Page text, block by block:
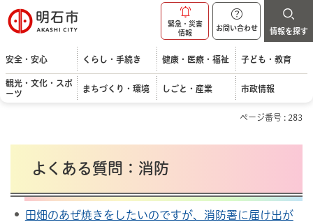
明石市
緊急・災害
情報
お問い合わせ 情報を探す
安全・安心 くらし・手続き 健康・医療・福祉 子ども・教育
観光・文化・スポ
ーツ
まちづくり・環境 しごと・産業 市政情報
ページ番号 : 283
よくある質問：消防
田畑のあぜ焼きをしたいのですが、消防署に届け出が